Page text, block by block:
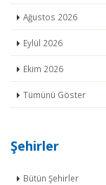
Ağustos 2026
Eylül 2026
Ekim 2026
Tümünü Göster
Şehirler
Bütün Şehirler